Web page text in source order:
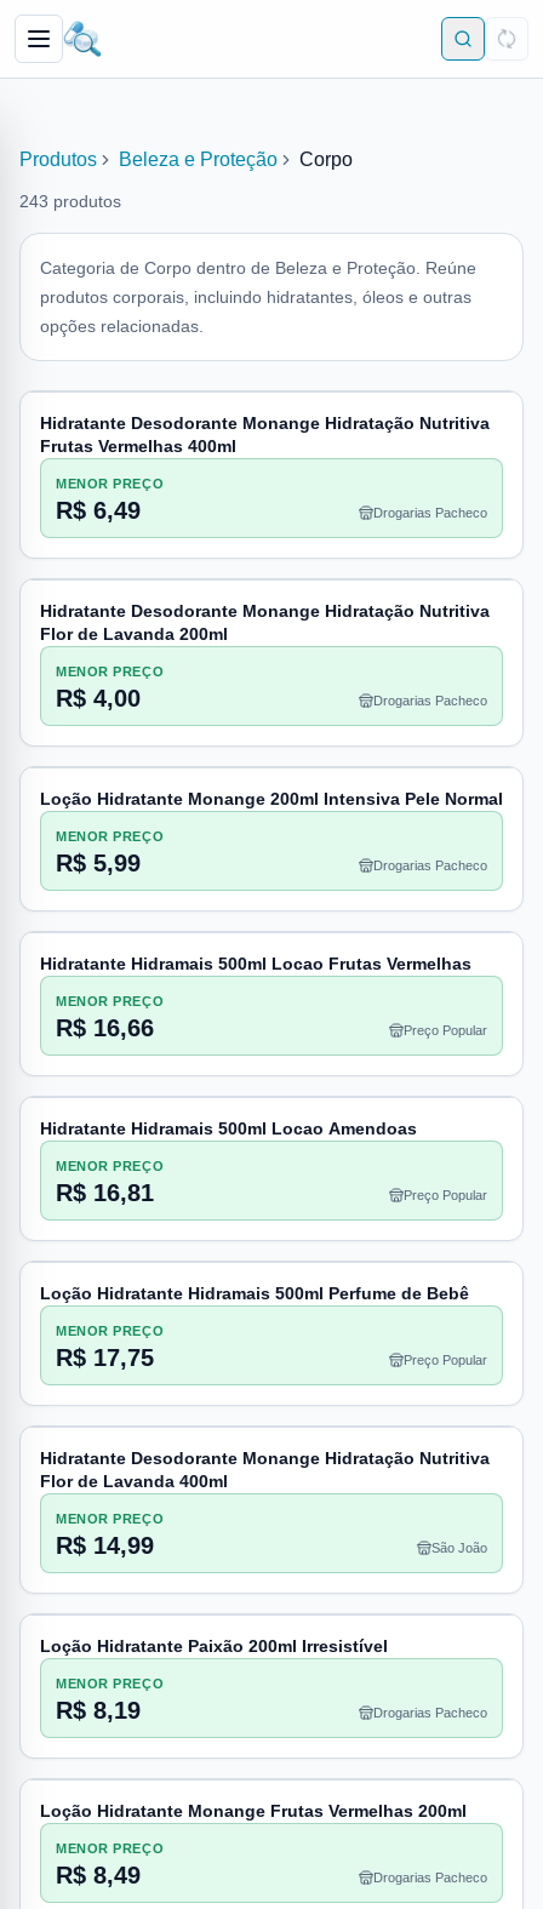
Produtos Beleza e Proteção Corpo
243 produtos
Categoria de Corpo dentro de Beleza e Proteção. Reúne
produtos corporais, incluindo hidratantes, óleos e outras
opções relacionadas.
Hidratante Desodorante Monange Hidratação Nutritiva
Frutas Vermelhas 400ml
MENOR PREÇO
R$ 6,49 Drogarias Pacheco
Hidratante Desodorante Monange Hidratação Nutritiva
Flor de Lavanda 200ml
MENOR PREÇO
R$ 4,00 Drogarias Pacheco
Loção Hidratante Monange 200ml Intensiva Pele Normal
MENOR PREÇO
R$ 5,99 Drogarias Pacheco
Hidratante Hidramais 500ml Locao Frutas Vermelhas
MENOR PREÇO
R$ 16,66 Preço Popular
Hidratante Hidramais 500ml Locao Amendoas
MENOR PREÇO
R$ 16,81 Preço Popular
Loção Hidratante Hidramais 500ml Perfume de Bebê
MENOR PREÇO
R$ 17,75 Preço Popular
Hidratante Desodorante Monange Hidratação Nutritiva
Flor de Lavanda 400ml
MENOR PREÇO
R$ 14,99 São João
Loção Hidratante Paixão 200ml Irresistível
MENOR PREÇO
R$ 8,19 Drogarias Pacheco
Loção Hidratante Monange Frutas Vermelhas 200ml
MENOR PREÇO
R$ 8,49 Drogarias Pacheco